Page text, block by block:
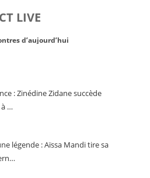
LIVE
d’aujourd’hui
: Zinédine Zidane succède
…
légende : Aïssa Mandi tire sa